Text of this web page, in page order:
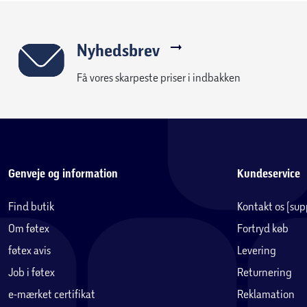
Nyhedsbrev
Få vores skarpeste priser i indbakken
Genveje og information
Find butik
Om føtex
føtex avis
Job i føtex
e-mærket certifikat
Kundeservice
Kontakt os
Fortryd køb
Levering
Returnering
Reklamation